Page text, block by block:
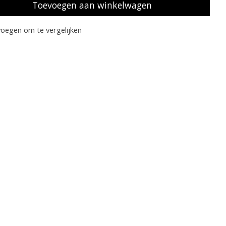
Toevoegen aan winkelwagen
om te vergelijken